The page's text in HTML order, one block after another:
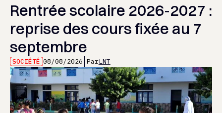
Rentrée scolaire 2026-2027 :
reprise des cours fixée au 7
septembre
SOCIÉTÉ 08/08/2026 ParLNT